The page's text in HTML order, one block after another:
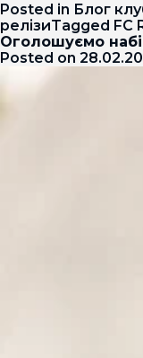
Posted in Блог
релізиTagged FC
Оголошуємо
Posted on